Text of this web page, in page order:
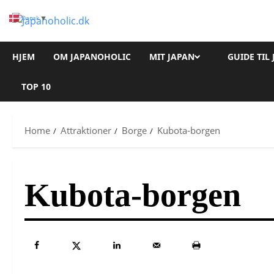
content
HJEM OM JAPANOHOLIC MIT JAPAN GUIDE TIL
TOP 10
Home Attraktioner Borge Kubota-borgen
Kubota-borgen
Dansk ▼